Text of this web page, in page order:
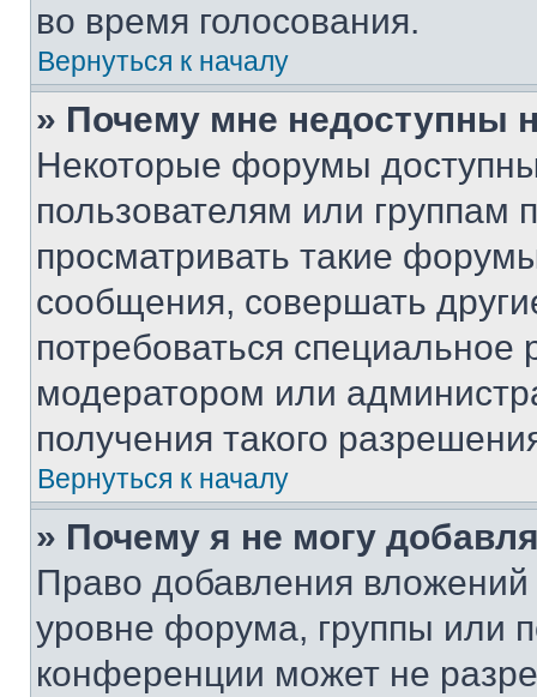
во время голосования.
Вернуться к началу
» Почему мне недоступны
Некоторые форумы
пользователям или группам
просматривать такие
сообщения, совершать
потребоваться
модератором или
получения такого
Вернуться к началу
» Почему я не могу
Право добавления
уровне форума, группы или
конференции может не